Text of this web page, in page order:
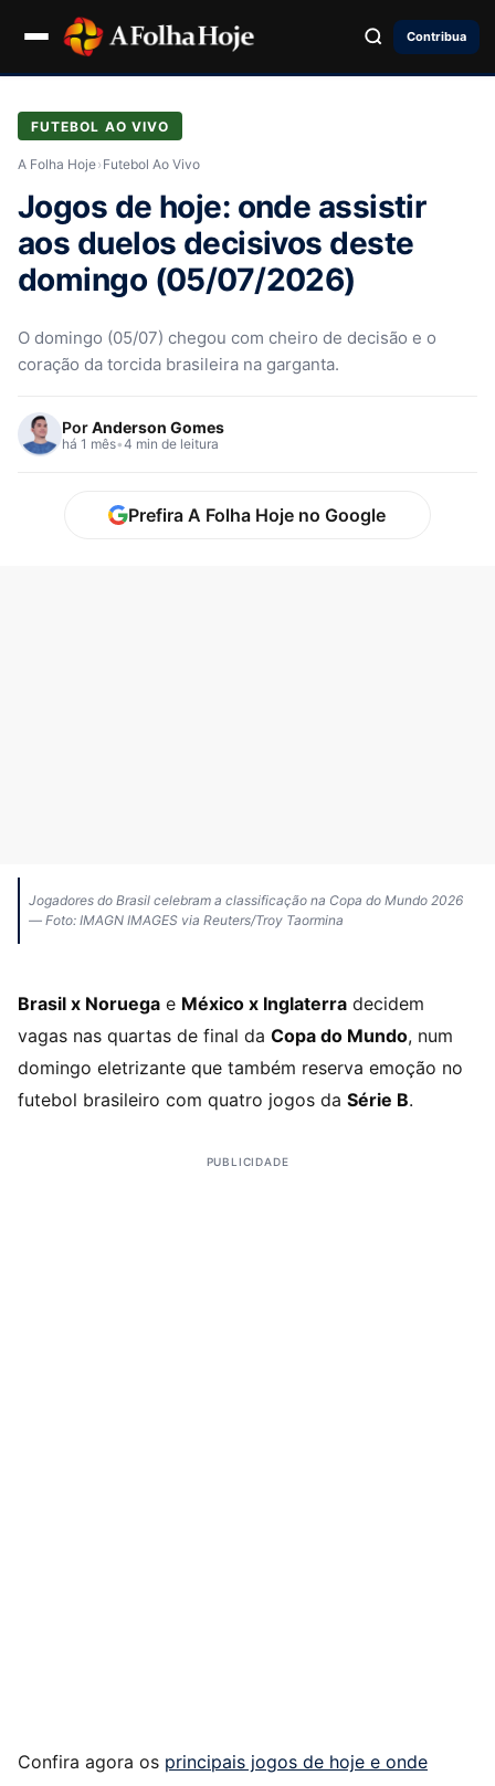
Contribua
FUTEBOL AO VIVO
A Folha Hoje› Futebol Ao Vivo
Jogos de hoje: onde assistir
aos duelos decisivos deste
domingo (05/07/2026)
O domingo (05/07) chegou com cheiro de decisão e o
coração da torcida brasileira na garganta.
PorAnderson Gomes
há 1 mês•4 min de leitura
Prefira A Folha Hoje no Google
Jogadores do Brasil celebram a classificação na Copa do Mundo 2026
— Foto: IMAGN IMAGES via Reuters/Troy Taormina
Brasil x Noruega e México x Inglaterra decidem
vagas nas quartas de final da Copa do Mundo, num
domingo eletrizante que também reserva emoção no
futebol brasileiro com quatro jogos da Série B.
PUBLICIDADE
Confira agora os principais jogos de hoje e onde